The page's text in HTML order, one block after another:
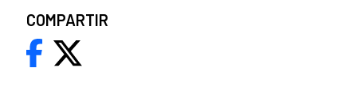
COMPARTIR